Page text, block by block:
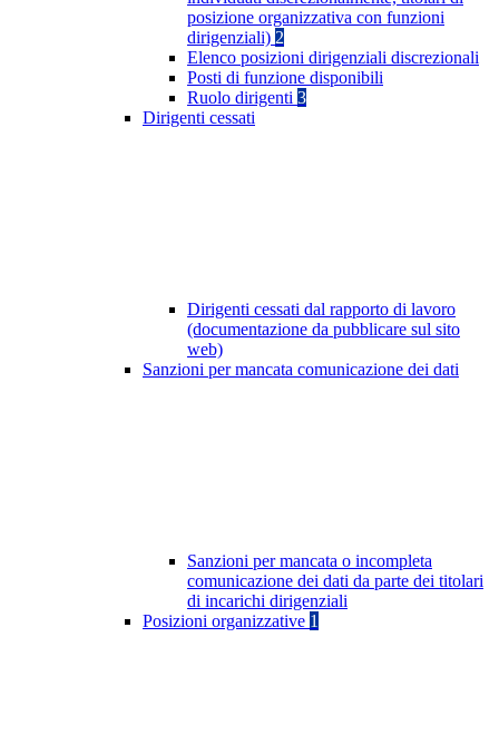
posizione organizzativa con funzioni
dirigenziali) 2
Elenco posizioni dirigenziali discrezionali
Posti di funzione disponibili
Ruolo dirigenti 3
Dirigenti cessati
Dirigenti cessati dal rapporto di lavoro
(documentazione da pubblicare sul sito
web)
Sanzioni per mancata comunicazione dei dati
Sanzioni per mancata o incompleta
comunicazione dei dati da parte dei titolari
di incarichi dirigenziali
Posizioni organizzative 1